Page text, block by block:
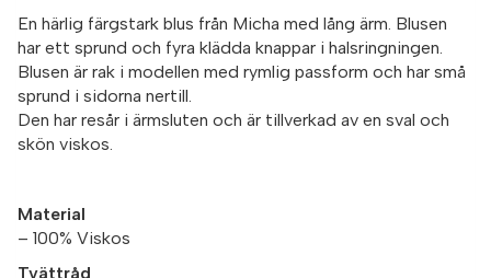
En härlig färgstark blus från Micha med lång ärm. Blusen
har ett sprund och fyra klädda knappar i halsringningen.
Blusen är rak i modellen med rymlig passform och har små
sprund i sidorna nertill.
Den har resår i ärmsluten och är tillverkad av en sval och
skön viskos.
Material
– 100% Viskos
Tvättråd